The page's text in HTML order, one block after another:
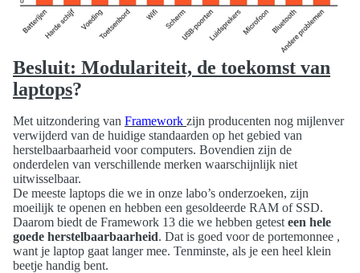
Besluit: Modulariteit, de toekomst van
laptops?
Met uitzondering van Framework zijn producenten nog mijlenver
verwijderd van de huidige standaarden op het gebied van
herstelbaarbaarheid voor computers. Bovendien zijn de
onderdelen van verschillende merken waarschijnlijk niet
uitwisselbaar.
De meeste laptops die we in onze labo’s onderzoeken, zijn
moeilijk te openen en hebben een gesoldeerde RAM of SSD.
Daarom biedt de Framework 13 die we hebben getest een hele
goede herstelbaarbaarheid. Dat is goed voor de portemonnee ,
want je laptop gaat langer mee. Tenminste, als je een heel klein
beetje handig bent.